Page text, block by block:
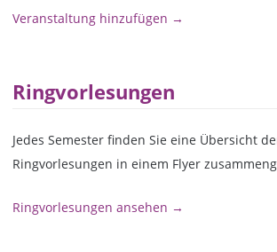
Veranstaltung hinzufügen →
Ringvorlesungen
Jedes Semester finden Sie eine Übersicht
Ringvorlesungen in einem Flyer
Ringvorlesungen ansehen →